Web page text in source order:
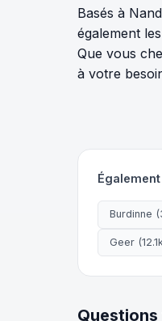
Basés à
également
Que vous
à votre
Burdinne
Geer